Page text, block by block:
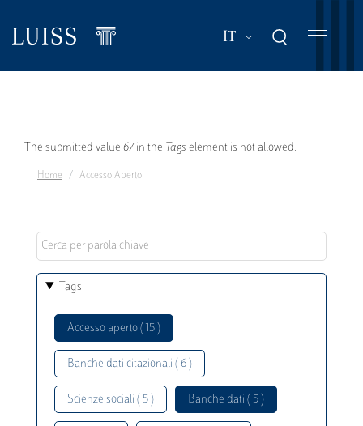
contenuto
IT Mostra ulteriori
Messaggio
di
The submitted value 67 in the Tags element is not allowed.
Home Accesso Aperto
Tags
Accesso aperto ( 15 )
Banche dati citazionali ( 6 )
Scienze sociali ( 5 ) Banche dati ( 5 )